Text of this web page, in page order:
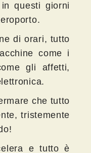
questi giorni
di orari, tutto
come i
gli affetti,
che tutto
tristemente
e tutto è